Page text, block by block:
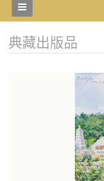
典藏出版品